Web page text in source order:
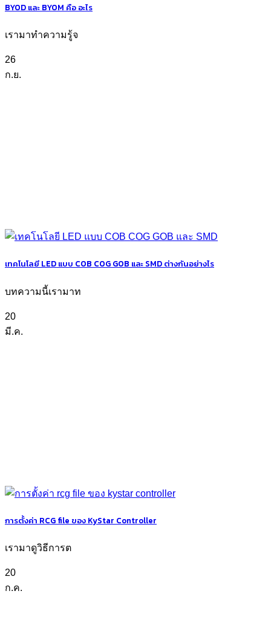
BYOD และ BYOM คือ อะไร
เรามาทำความรู้จ
26
ก.ย.
เทคโนโลยี LED แบบ COB COG GOB และ SMD ต่างกันอย่างไร
บทความนี้เรามาท
20
มี.ค.
การตั้งค่า RCG file ของ KyStar Controller
เรามาดูวิธีการต
20
ก.ค.